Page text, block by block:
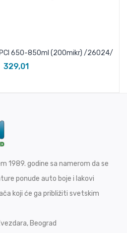
650-850ml (200mikr) /26024/
329,01
1989. godine sa namerom da se
ponude auto boje i lakovi
koji će ga približiti svetskim
Beograd